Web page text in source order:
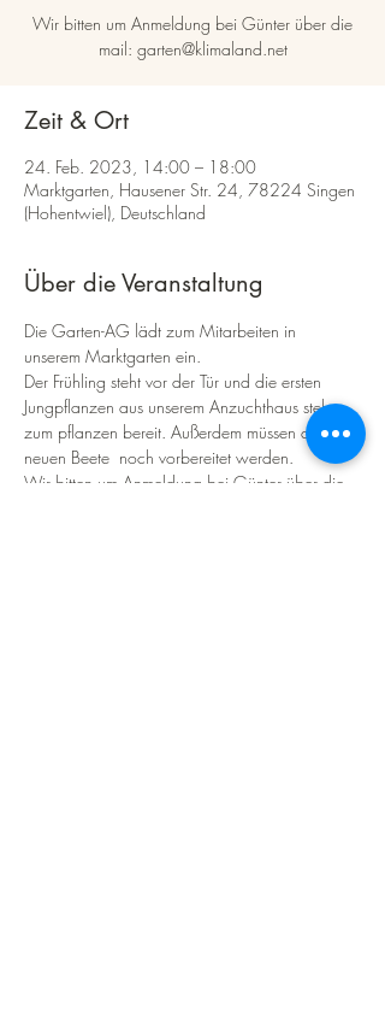
Wir bitten um Anmeldung bei Günter über die
mail: garten@klimaland.net
Zeit & Ort
24. Feb. 2023, 14:00 – 18:00
Marktgarten, Hausener Str. 24, 78224 Singen
(Hohentwiel), Deutschland
Über die Veranstaltung
Die Garten-AG lädt zum Mitarbeiten in
unserem Marktgarten ein.
Der Frühling steht vor der Tür und die ersten
Jungpflanzen aus unserem Anzuchthaus stehen
zum pflanzen bereit. Außerdem müssen die
neuen Beete  noch vorbereitet werden.
Wir bitten um Anmeldung bei Günter über die